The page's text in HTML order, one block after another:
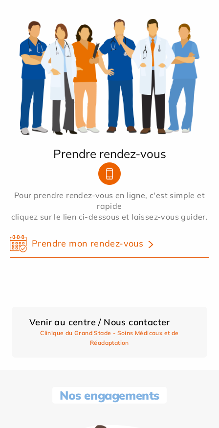
Prendre rendez-vous
Pour prendre rendez-vous en ligne, c'est simple et
rapide
cliquez sur le lien ci-dessous et laissez-vous guider.
Prendre mon rendez-vous
Venir au centre / Nous contacter
Clinique du Grand Stade - Soins Médicaux et de
Réadaptation
Nos engagements